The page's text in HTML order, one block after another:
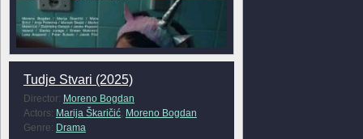
Tudje Stvari (2025)
Director: Moreno Bogdan
Actors: Marija Škaričić, Moreno Bogdan
Genre: Drama